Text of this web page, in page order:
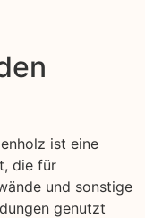
ist eine
die für
und sonstige
genutzt